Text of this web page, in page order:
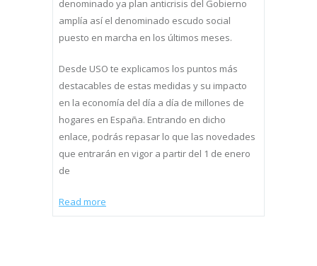
denominado ya plan anticrisis del Gobierno
amplía así el denominado escudo social
puesto en marcha en los últimos meses.
Desde USO te explicamos los puntos más
destacables de estas medidas y su impacto
en la economía del día a día de millones de
hogares en España. Entrando en dicho
enlace, podrás repasar lo que las novedades
que entrarán en vigor a partir del 1 de enero
de
Read more